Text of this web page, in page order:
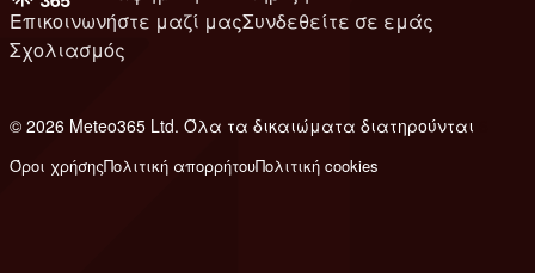
Επικοινωνήστε μαζί μαςΣυνδεθείτε σε εμάς
Σχολιασμός
© 2026 Meteo365 Ltd. Όλα τα δικαιώματα διατηρούνται
Όροι χρήσηςΠολιτική απορρήτουΠολιτική cookies